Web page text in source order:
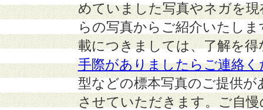
めていました写真やネガを
らの写真からご紹介いたし
載につきましては、了解を
手際がありましたらご連絡く
型などの標本写真のご提供
させていただきます。ご自